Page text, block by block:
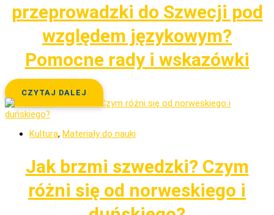
przeprowadzki do Szwecji pod
względem językowym?
Pomocne rady i wskazówki
CZYTAJ DALEJ
Kultura, Materiały do nauki
Jak brzmi szwedzki? Czym
różni się od norweskiego i